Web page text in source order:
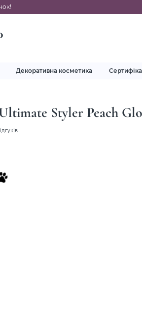
Декоративна косметика
Styler Peach